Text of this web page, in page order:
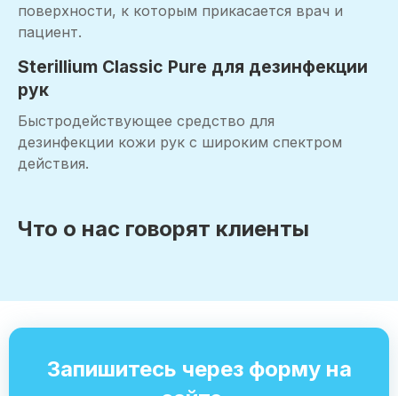
поверхности, к которым прикасается врач и
пациент.
Sterillium Classic Pure для дезинфекции
рук
Быстродействующее средство для
дезинфекции кожи рук с широким спектром
действия.
Что о нас говорят клиенты
Запишитесь через форму на